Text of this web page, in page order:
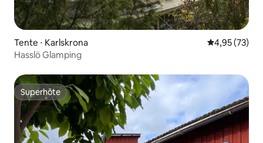
Tente ⋅ Karlskrona Évaluation
4,95 (73)
Hasslö Glamping
Superhôte
Superhôte